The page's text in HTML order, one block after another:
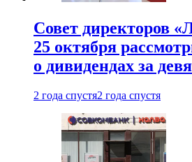
Совет директоров
25 октября
о дивидендах за
2 года спустя2 года спустя